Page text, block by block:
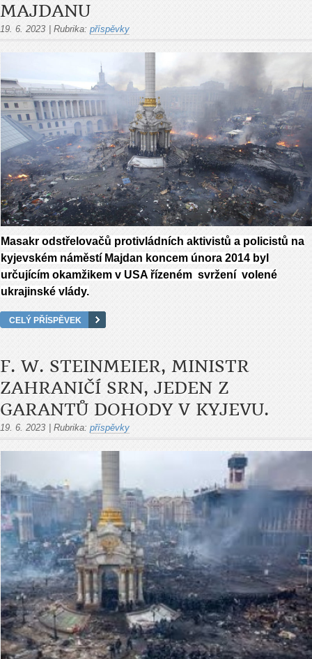
MAJDANU
19. 6. 2023 Rubrika: příspěvky
Masakr odstřelovačů protivládních aktivistů a policistů na
kyjevském náměstí Majdan koncem února 2014 byl
určujícím okamžikem v USA řízeném svržení volené
ukrajinské vlády.
CELÝ PŘÍSPĚVEK
F. W. STEINMEIER, MINISTR
ZAHRANIČÍ SRN, JEDEN Z
GARANTŮ DOHODY V KYJEVU.
19. 6. 2023 | Rubrika: příspěvky